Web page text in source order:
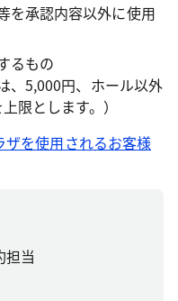
を承認内容以外に使用
るもの
、5,000円、ホール以外
限とします。）
ザを使用されるお客様
担当